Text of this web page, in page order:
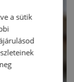
a sütik